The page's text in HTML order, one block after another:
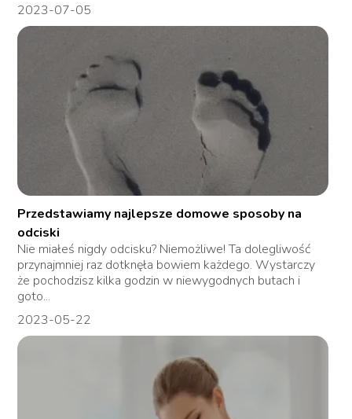
2023-07-05
Przedstawiamy najlepsze domowe sposoby na
odciski
Nie miałeś nigdy odcisku? Niemożliwe! Ta dolegliwość
przynajmniej raz dotknęła bowiem każdego. Wystarczy
że pochodzisz kilka godzin w niewygodnych butach i
goto...
2023-05-22